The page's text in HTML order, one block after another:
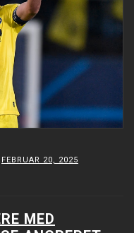
FEBRUAR 20, 2025
MED